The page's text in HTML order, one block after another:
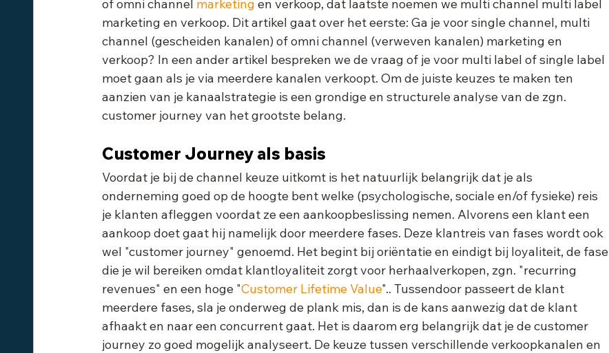
of omni channel marketing en verkoop, dat laatste noemen we multi channel multi label
marketing en verkoop. Dit artikel gaat over het eerste: Ga je voor single channel, multi
channel (gescheiden kanalen) of omni channel (verweven kanalen) marketing en
verkoop? In een ander artikel bespreken we de vraag of je voor multi label of single label
moet gaan als je via meerdere kanalen verkoopt. Om de juiste keuzes te maken ten
aanzien van je kanaalstrategie is een grondige en structurele analyse van de zgn.
customer journey van het grootste belang.
Customer Journey als basis
Voordat je bij de channel keuze uitkomt is het natuurlijk belangrijk dat je als
onderneming goed op de hoogte bent welke (psychologische, sociale en/of fysieke) reis
je klanten afleggen voordat ze een aankoopbeslissing nemen. Alvorens een klant een
aankoop doet gaat hij namelijk door meerdere fases. Deze klantreis van fases wordt ook
wel "customer journey" genoemd. Het begint bij oriëntatie en eindigt bij loyaliteit, de fase
die je wil bereiken omdat klantloyaliteit zorgt voor herhaalverkopen, zgn. "recurring
revenues" en een hoge "Customer Lifetime Value".. Tussendoor passeert de klant
meerdere fases, sla je onderweg de plank mis, dan is de kans aanwezig dat de klant
afhaakt en naar een concurrent gaat. Het is daarom erg belangrijk dat je de customer
journey zo goed mogelijk analyseert. De keuze tussen verschillende verkoopkanalen en